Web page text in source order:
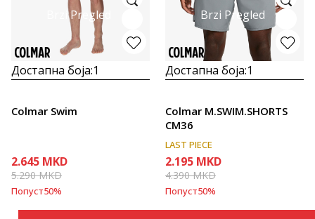
Brzi Pregled
Достапна боја:1
Colmar Swim
2.645 MKD
5.290MKD
Попуст50%
Brzi Pregled
Достапна боја:1
Colmar M.SWIM.SHORTS
CM36
LAST PIECE
2.195 MKD
4.390MKD
Попуст50%